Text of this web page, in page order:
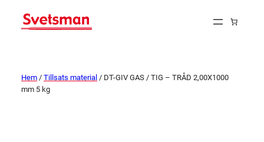
Hem / Tillsats material / DT-GIV GAS / TIG – TRÅD 2,00X1000
mm 5 kg